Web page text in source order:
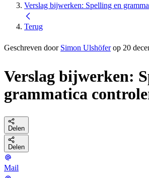
Verslag bijwerken: Spelling en
Terug
Geschreven door Simon Ulshöferop 20
Verslag bijwerken:
grammatica
Delen
Delen
Mail